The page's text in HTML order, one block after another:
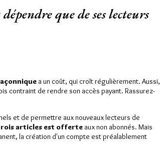
Lu 6111 fois
il semblerait que
du groupe Les
que de ses lecteurs
a un coût, qui croît régulièrement. Aussi,
contraint de rendre son accès payant. Rassurez-
et de permettre aux nouveaux lecteurs de
articles est offerte aux non abonnés. Mais
la création d'un compte est préalablement